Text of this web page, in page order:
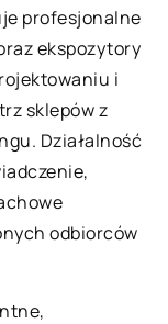
profesjonalne
ekspozytory
i
sklepów z
Działalność
odbiorców
,